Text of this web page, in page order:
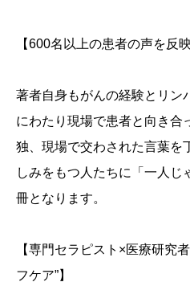
【600名以上の患者の声を反
著者自身もがんの経験とリン
にわたり現場で患者と向き合
独、現場で交わされた言葉を
しみをもつ人たちに「一人じ
冊となります。
【専門セラピスト×医療研究
フケア”】